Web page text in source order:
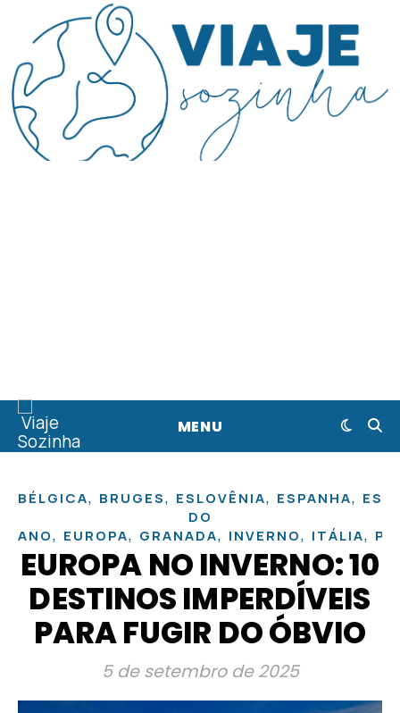
MENU
BÉLGICA, BRUGES, ESLOVÊNIA, ESPANHA,
DO
ANO, EUROPA, GRANADA, INVERNO, ITÁLIA,
EUROPA NO INVERNO: 10
DESTINOS IMPERDÍVEIS
PARA FUGIR DO ÓBVIO
5 de setembro de 2025